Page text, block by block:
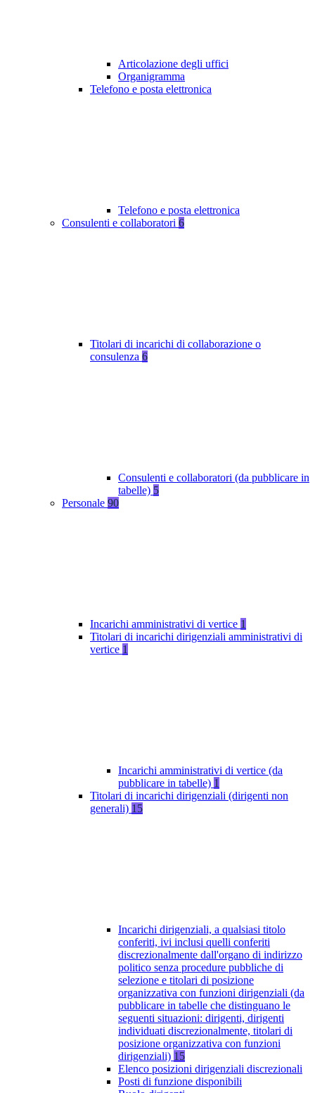
Articolazione degli uffici
Organigramma
Telefono e posta elettronica
Telefono e posta elettronica
Consulenti e collaboratori 6
Titolari di incarichi di collaborazione o
consulenza 6
Consulenti e collaboratori (da pubblicare in
tabelle) 5
Personale 90
Incarichi amministrativi di vertice 1
Titolari di incarichi dirigenziali amministrativi di
vertice 1
Incarichi amministrativi di vertice (da
pubblicare in tabelle) 1
Titolari di incarichi dirigenziali (dirigenti non
generali) 15
Incarichi dirigenziali, a qualsiasi titolo
conferiti, ivi inclusi quelli conferiti
discrezionalmente dall'organo di indirizzo
politico senza procedure pubbliche di
selezione e titolari di posizione
organizzativa con funzioni dirigenziali (da
pubblicare in tabelle che distinguano le
seguenti situazioni: dirigenti, dirigenti
individuati discrezionalmente, titolari di
posizione organizzativa con funzioni
dirigenziali) 15
Elenco posizioni dirigenziali discrezionali
Posti di funzione disponibili